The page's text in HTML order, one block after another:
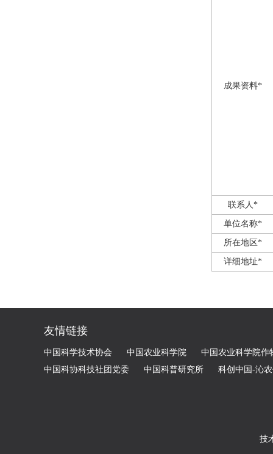
成果资料*
联系人*
单位名称*
所在地区*
详细地址*
友情链接
中国科学技术协会 中国农业科学院 中国农业科学院作
中国科协科技社团党委
中国科普研究所 科创中国-沁
技